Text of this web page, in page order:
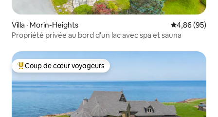
Villa · Morin-Heights Note
4,86 (95)
Propriété privée au bord d'un lac avec spa et sauna
Coup de cœur voyageurs parmi les plus aimés
Coup de cœur voyageurs